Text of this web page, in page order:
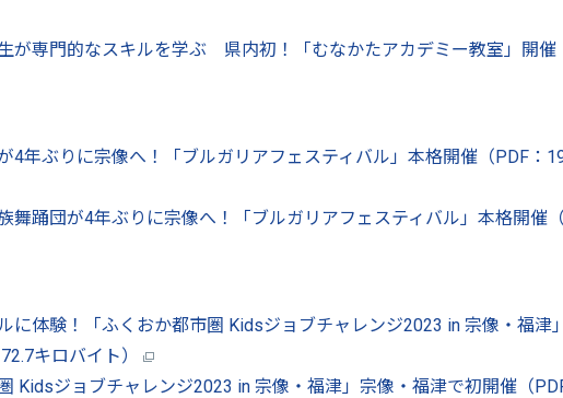
が専門的なスキルを学ぶ 県内初！「むなかたアカデミー教室」開催
4年ぶりに宗像へ！「ブルガリアフェスティバル」本格開催（PDF：
舞踊団が4年ぶりに宗像へ！「ブルガリアフェスティバル」本格開催
に体験！「ふくおか都市圏 Kidsジョブチャレンジ2023 in 宗像・福津
キロバイト）
Kidsジョブチャレンジ2023 in 宗像・福津」宗像・福津で初開催（